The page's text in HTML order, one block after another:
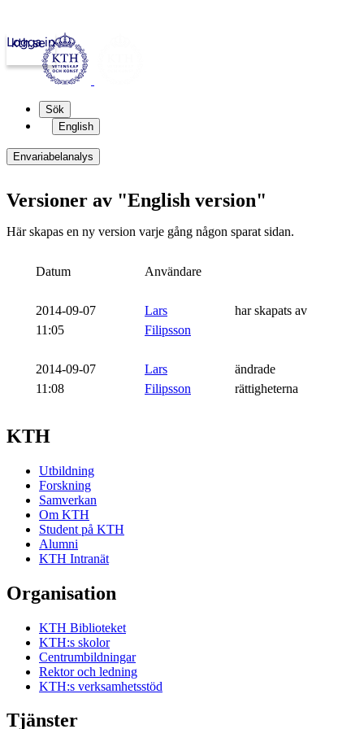
kth.se
Logga in
Sök
English
Envariabelanalys
Versioner av "English version"
Här skapas en ny version varje gång någon sparat sidan.
Datum Användare
2014-09-07
11:05
Lars
Filipsson
har skapats av
2014-09-07
11:08
Lars
Filipsson
ändrade
rättigheterna
KTH
Utbildning
Forskning
Samverkan
Om KTH
Student på KTH
Alumni
KTH Intranät
Organisation
KTH Biblioteket
KTH:s skolor
Centrumbildningar
Rektor och ledning
KTH:s verksamhetsstöd
Tjänster